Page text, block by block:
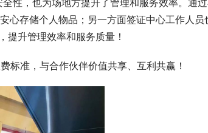
心存储个人物品；另一方面签证中心工作人员
提升管理效率和服务质量！
标准，与合作伙伴价值共享、互利共赢！